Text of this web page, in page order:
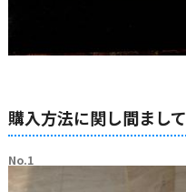
購入方法に関し間まして
No.1